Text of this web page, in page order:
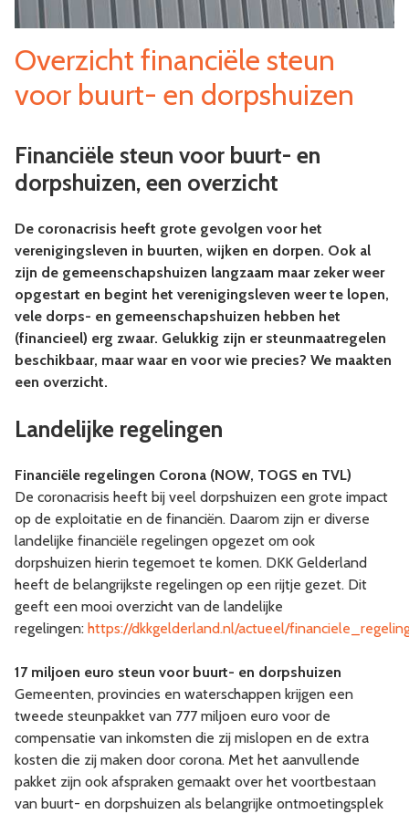
Overzicht financiële steun
voor buurt- en dorpshuizen
Financiële steun voor buurt- en
dorpshuizen, een overzicht
De coronacrisis heeft grote gevolgen voor het
verenigingsleven in buurten, wijken en dorpen. Ook al
zijn de gemeenschapshuizen langzaam maar zeker weer
opgestart en begint het verenigingsleven weer te lopen,
vele dorps- en gemeenschapshuizen hebben het
(financieel) erg zwaar. Gelukkig zijn er steunmaatregelen
beschikbaar, maar waar en voor wie precies? We maakten
een overzicht.
Landelijke regelingen
Financiële regelingen Corona (NOW, TOGS en TVL)
De coronacrisis heeft bij veel dorpshuizen een grote impact
op de exploitatie en de financiën. Daarom zijn er diverse
landelijke financiële regelingen opgezet om ook
dorpshuizen hierin tegemoet te komen. DKK Gelderland
heeft de belangrijkste regelingen op een rijtje gezet. Dit
geeft een mooi overzicht van de landelijke
regelingen: https://dkkgelderland.nl/actueel/
17 miljoen euro steun voor buurt- en dorpshuizen
Gemeenten, provincies en waterschappen krijgen een
tweede steunpakket van 777 miljoen euro voor de
compensatie van inkomsten die zij mislopen en de extra
kosten die zij maken door corona. Met het aanvullende
pakket zijn ook afspraken gemaakt over het voortbestaan
van buurt- en dorpshuizen als belangrijke ontmoetingsplek